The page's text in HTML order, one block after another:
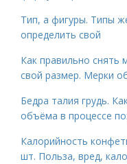
Тип, а фигуры. Типы
определить свой
Как правильно снять
свой размер. Мерки
Бедра талия грудь.
объёма в процессе
Калорийность
шт. Польза, вред,